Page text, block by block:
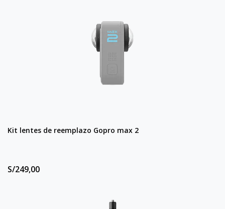
Kit lentes de reemplazo Gopro max 2
S/249,00